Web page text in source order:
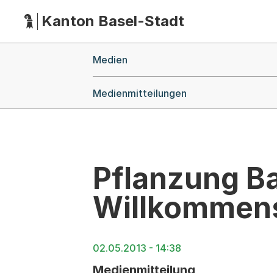
HauptnavigationKanton Basel-Stadt
Medien
Medienmitteilungen
Pflanzung
02.05.2013 - 14:38
Medienmitteilung